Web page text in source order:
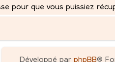
pour que vous puissiez
Développé par phpBB®